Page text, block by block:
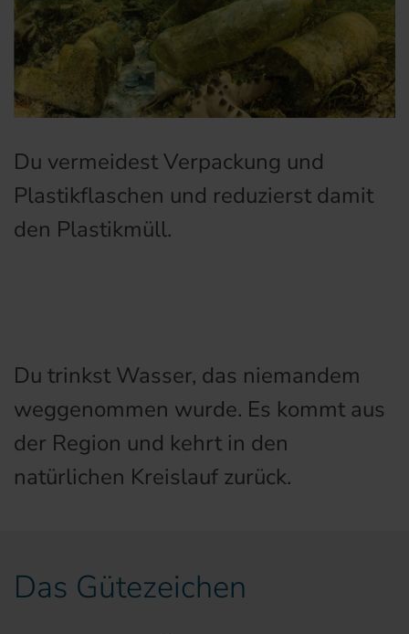
Du vermeidest Verpackung und
Plastikflaschen und reduzierst damit
den Plastikmüll.
Du trinkst Wasser, das niemandem
weggenommen wurde. Es kommt aus
der Region und kehrt in den
natürlichen Kreislauf zurück.
Das Gütezeichen